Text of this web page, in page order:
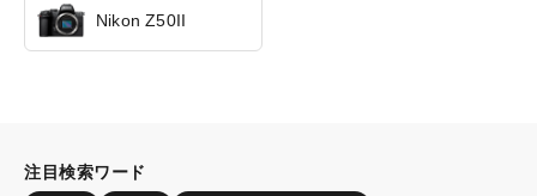
Nikon Z50II
注目検索ワード